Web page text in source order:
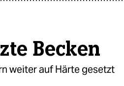
Becken
weiter auf Härte gesetzt